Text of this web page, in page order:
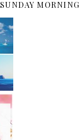
SUNDAY MORNING